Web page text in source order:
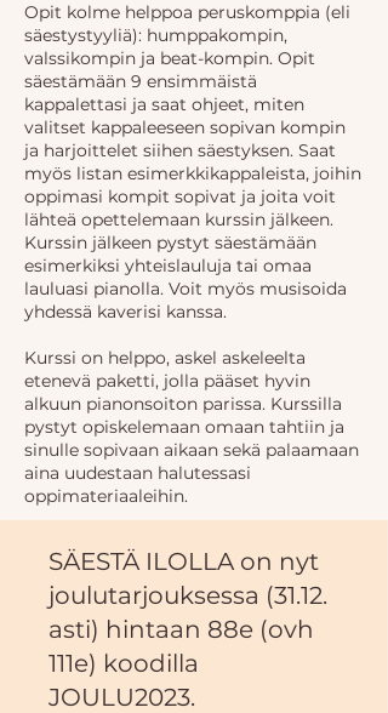
Opit kolme helppoa peruskomppia (eli
säestystyyliä): humppakompin,
valssikompin ja beat-kompin. Opit
säestämään 9 ensimmäistä
kappalettasi ja saat ohjeet, miten
valitset kappaleeseen sopivan kompin
ja harjoittelet siihen säestyksen. Saat
myös listan esimerkkikappaleista, joihin
oppimasi kompit sopivat ja joita voit
lähteä opettelemaan kurssin jälkeen.
Kurssin jälkeen pystyt säestämään
esimerkiksi yhteislauluja tai omaa
lauluasi pianolla. Voit myös musisoida
yhdessä kaverisi kanssa.
Kurssi on helppo, askel askeleelta
etenevä paketti, jolla pääset hyvin
alkuun pianonsoiton parissa. Kurssilla
pystyt opiskelemaan omaan tahtiin ja
sinulle sopivaan aikaan sekä palaamaan
aina uudestaan halutessasi
oppimateriaaleihin.
SÄESTÄ ILOLLA on nyt
joulutarjouksessa (31.12.
asti) hintaan 88e (ovh
111e) koodilla
JOULU2023.